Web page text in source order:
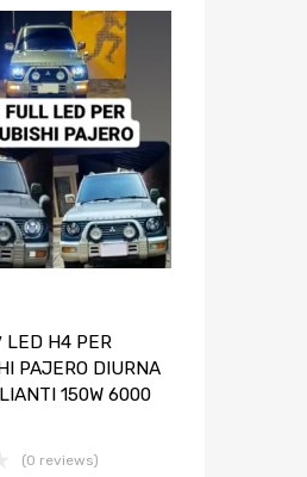
LED H4 PER
PAJERO DIURNA
150W 6000
(0 reviews)